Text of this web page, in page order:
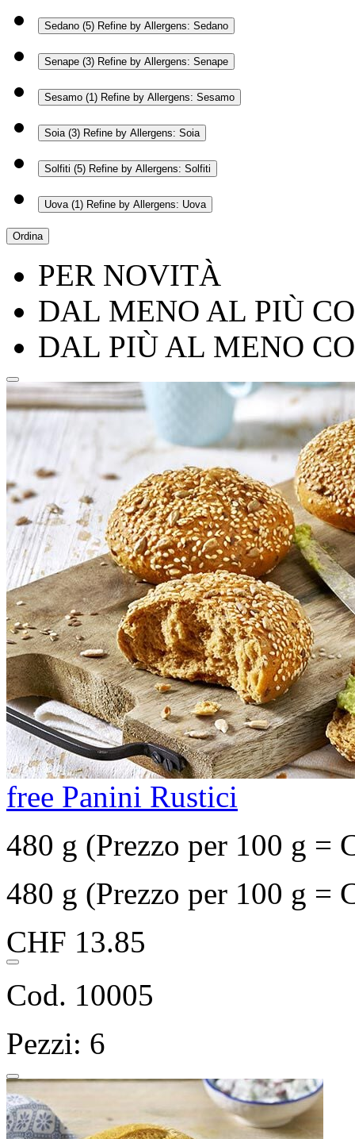
Sedano (5) Refine by Allergens: Sedano
Senape (3) Refine by Allergens: Senape
Sesamo (1) Refine by Allergens: Sesamo
Soia (3) Refine by Allergens: Soia
Solfiti (5) Refine by Allergens: Solfiti
Uova (1) Refine by Allergens: Uova
Ordina
PER NOVITÀ
DAL MENO AL PIÙ
DAL PIÙ AL MENO
free Panini Rustici
480 g (Prezzo per 100 g =
480 g (Prezzo per 100 g =
CHF 13.85
Cod. 10005
Pezzi: 6